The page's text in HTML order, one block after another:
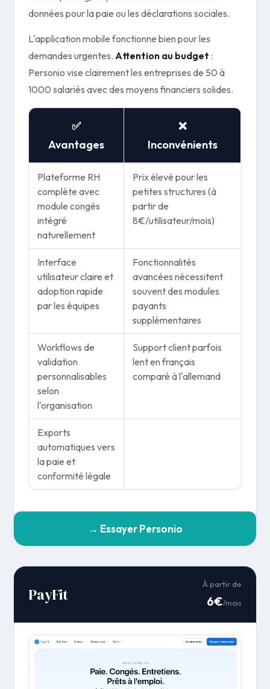
données pour la paie ou les déclarations sociales.
L'application mobile fonctionne bien pour les
demandes urgentes.Attention au budget :
Personio vise clairement les entreprises de 50 à
1000 salariés avec des moyens financiers solides.
✅
Avantages
❌
Inconvénients
Plateforme RH
complète avec
module congés
intégré
naturellement
Prix élevé pour les
petites structures (à
partir de
8€/utilisateur/mois)
Interface
utilisateur claire et
adoption rapide
par les équipes
Fonctionnalités
avancées nécessitent
souvent des modules
payants
supplémentaires
Workflows de
validation
personnalisables
selon
l'organisation
Support client parfois
lent en français
comparé à l'allemand
Exports
automatiques vers
la paie et
conformité légale
→ Essayer Personio
PayFit
À partir de
6€/mois